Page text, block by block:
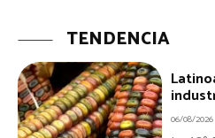
TENDENCIA
06/08/2026